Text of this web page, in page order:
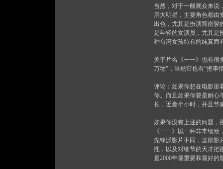
当然，对于一般观众来说
用大明星，主要角色都由
出色，尤其是扮演简南骏
是年轻的女演员，尤其是
种台湾女孩特有的纯真而
关于片名《一一》也有很
万物”，当然它也有“把事
评论：如果你想在电影里
你。而且如果你要是耐
长，近叁个小时，并且节
如果你没有上述的问题，
《一一》以一种非常细
先锋派影片不同，这部影
性，以及对细节的天才把
是2000年最重要和最好的